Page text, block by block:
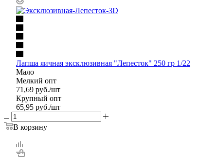
Лапша яичная эксклюзивная "Лепесток" 250 гр 1/22
Мало
Мелкий опт
71,69 руб./шт
Крупный опт
65,95 руб./шт
В корзину